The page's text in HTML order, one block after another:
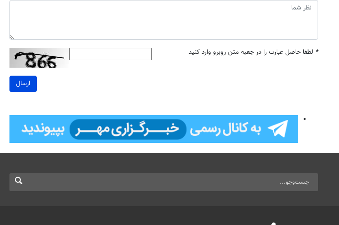
* لطفا حاصل عبارت را در جعبه متن روبرو وارد کنید
ارسال